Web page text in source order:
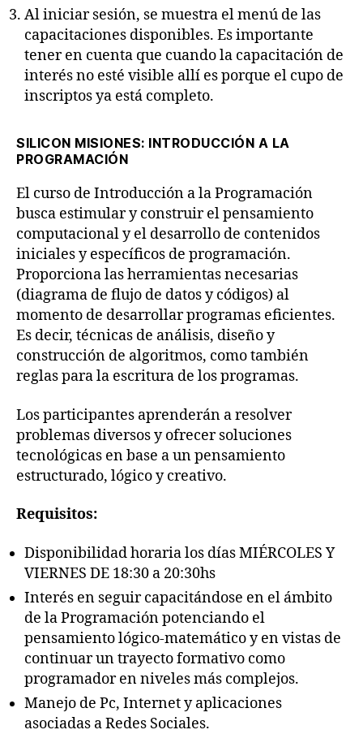
Al iniciar sesión, se muestra el menú de las
capacitaciones disponibles. Es importante
tener en cuenta que cuando la capacitación de
interés no esté visible allí es porque el cupo de
inscriptos ya está completo.
SILICON MISIONES: INTRODUCCIÓN A LA
PROGRAMACIÓN
El curso de Introducción a la Programación
busca estimular y construir el pensamiento
computacional y el desarrollo de contenidos
iniciales y específicos de programación.
Proporciona las herramientas necesarias
(diagrama de flujo de datos y códigos) al
momento de desarrollar programas eficientes.
Es decir, técnicas de análisis, diseño y
construcción de algoritmos, como también
reglas para la escritura de los programas.
Los participantes aprenderán a resolver
problemas diversos y ofrecer soluciones
tecnológicas en base a un pensamiento
estructurado, lógico y creativo.
Requisitos:
Disponibilidad horaria los días MIÉRCOLES Y
VIERNES DE 18:30 a 20:30hs
Interés en seguir capacitándose en el ámbito
de la Programación potenciando el
pensamiento lógico-matemático y en vistas de
continuar un trayecto formativo como
programador en niveles más complejos.
Manejo de Pc, Internet y aplicaciones
asociadas a Redes Sociales.